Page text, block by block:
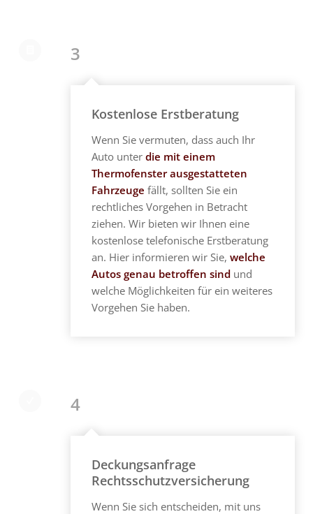
3
Kostenlose Erstberatung
Wenn Sie vermuten, dass auch Ihr
Auto unterdie mit einem
Thermofenster ausgestatteten
Fahrzeuge fällt, sollten Sie ein
rechtliches Vorgehen in Betracht
ziehen. Wir bieten wir Ihnen eine
kostenlose telefonische Erstberatung
an. Hier informieren wir Sie,welche
Autos genau betroffen sind und
welche Möglichkeiten für ein weiteres
Vorgehen Sie haben.
4
Deckungsanfrage
Rechtsschutzversicherung
Wenn Sie sich entscheiden, mit uns